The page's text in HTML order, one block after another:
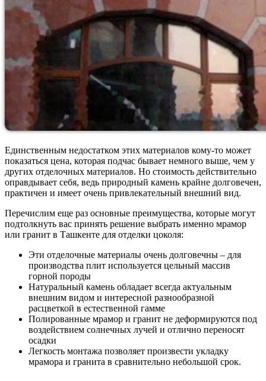
Единственным недостатком этих материалов кому-то может
показаться цена, которая подчас бывает немного выше, чем у
других отделочных материалов. Но стоимость действительно
оправдывает себя, ведь природный камень крайне долговечен,
практичен и имеет очень привлекательный внешний вид.
Перечислим еще раз основные преимущества, которые могут
подтолкнуть вас принять решение выбрать именно мрамор
или гранит в Ташкенте для отделки цоколя:
Эти отделочные материалы очень долговечны – для
производства плит используется цельный массив
горной породы
Натуральный камень обладает всегда актуальным
внешним видом и интересной разнообразной
расцветкой в естественной гамме
Полированные мрамор и гранит не деформируются под
воздействием солнечных лучей и отлично переносят
осадки
Легкость монтажа позволяет произвести укладку
мрамора и гранита в сравнительно небольшой срок.